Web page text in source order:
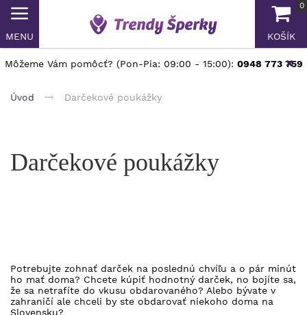
MENU
0
KOŠÍK
Môžeme Vám pomôcť? (Pon-Pia: 09:00 - 15:00): 0948 773 759
Úvod Darčekové poukážky
Darčekové poukážky
Potrebujte zohnať darček na poslednú chvíľu a o pár minút
ho mať doma? Chcete kúpiť hodnotný darček, no bojíte sa,
že sa netrafíte do vkusu obdarovaného? Alebo bývate v
zahraničí ale chceli by ste obdarovať niekoho doma na
Slovensku?